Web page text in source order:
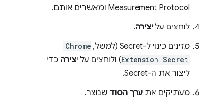
Measurement Protocol ומאשרים אותם.
לוחצים על יצירה.
מזינים כינוי ל-Secret (למשל,
Chrome
Extension Secret) ולוחצים על יצירה כדי
ליצור את ה-Secret.
מעתיקים את ערך הסוד שנוצר.